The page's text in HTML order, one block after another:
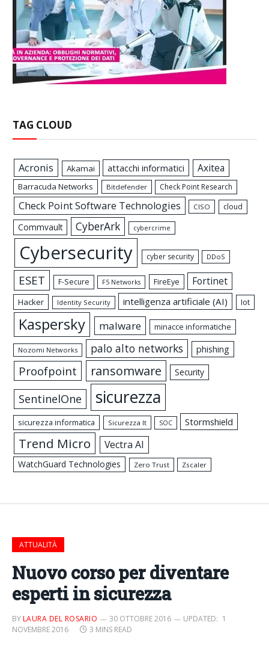
TAG CLOUD
Acronis Akamai attacchi informatici Axitea
Barracuda Networks Bitdefender Check Point Research
Check Point Software Technologies CISO cloud
Commvault CyberArk cybercrime
Cybersecurity cyber security DDoS
ESET F-Secure F5 Networks FireEye Fortinet
Hacker Identity Security intelligenza artificiale (AI) Iot
Kaspersky malware minacce informatiche
Nozomi Networks palo alto networks phishing
Proofpoint ransomware Security
SentinelOne sicurezza
sicurezza informatica Sicurezza It SOC Stormshield
Trend Micro Vectra AI
WatchGuard Technologies Zero Trust Zscaler
ATTUALITÀ
Nuovo corso per diventare
esperti in sicurezza
BYLAURA DEL ROSARIO 30 OTTOBRE 2016 UPDATED: 1
NOVEMBRE 2016
3 MINS READ